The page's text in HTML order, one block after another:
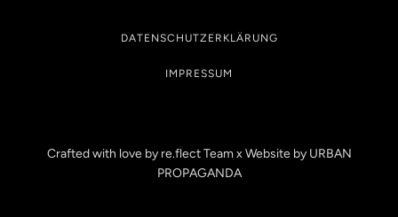
DATENSCHUTZERKLÄRUNG
IMPRESSUM
Crafted with love by re.flect Team x Website by URBAN
PROPAGANDA